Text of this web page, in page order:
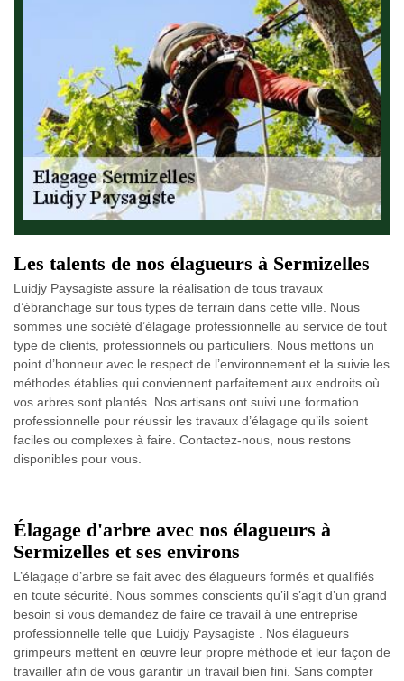
Les talents de nos élagueurs à Sermizelles
Luidjy Paysagiste assure la réalisation de tous travaux
d’ébranchage sur tous types de terrain dans cette ville. Nous
sommes une société d’élagage professionnelle au service de tout
type de clients, professionnels ou particuliers. Nous mettons un
point d’honneur avec le respect de l’environnement et la suivie les
méthodes établies qui conviennent parfaitement aux endroits où
vos arbres sont plantés. Nos artisans ont suivi une formation
professionnelle pour réussir les travaux d’élagage qu’ils soient
faciles ou complexes à faire. Contactez-nous, nous restons
disponibles pour vous.
Élagage d'arbre avec nos élagueurs à
Sermizelles et ses environs
L’élagage d’arbre se fait avec des élagueurs formés et qualifiés
en toute sécurité. Nous sommes conscients qu’il s’agit d’un grand
besoin si vous demandez de faire ce travail à une entreprise
professionnelle telle que Luidjy Paysagiste . Nos élagueurs
grimpeurs mettent en œuvre leur propre méthode et leur façon de
travailler afin de vous garantir un travail bien fini. Sans compter